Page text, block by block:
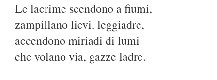
Le lacrime scendono a fiumi,
zampillano lievi, leggiadre,
accendono miriadi di lumi
che volano via, gazze ladre.